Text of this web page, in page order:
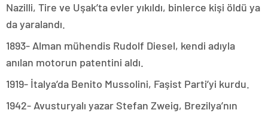
Nazilli, Tire ve Uşak’ta evler yıkıldı, binlerce kişi öldü ya
da yaralandı.
1893- Alman mühendis Rudolf Diesel, kendi adıyla
anılan motorun patentini aldı.
1919- İtalya’da Benito Mussolini, Faşist Parti’yi kurdu.
1942- Avusturyalı yazar Stefan Zweig, Brezilya’nın